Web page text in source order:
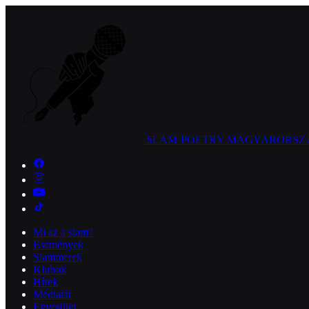
SLAM POETRY
Mi az a slam?
Események
Slammerek
Klubok
Hírek
Médiatár
Egyesület